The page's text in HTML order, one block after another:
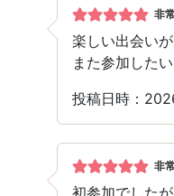
非
楽しい出会い
また参加した
投稿日時：
非
初参加でした